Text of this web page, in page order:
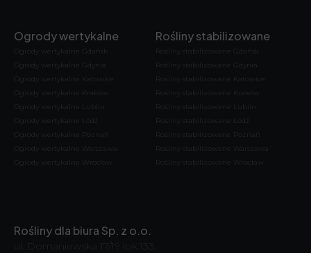
Ogrody wertykalne
Ogrody wertykalne Gdańsk
Ogrody wertykalne Gdynia
Ogrody wertykalne Katowice
Ogrody wertykalne Kraków
Ogrody wertykalne Lublin
Ogrody wertykalne Łódź
Ogrody wertykalne Poznań
Ogrody wertykalne Warszawa
Ogrody wertykalne Wrocław
Rośliny stabilizowane
Rośliny stabilizowane Gdańsk
Rośliny stabilizowane Gdynia
Rośliny stabilizowane Katowice
Rośliny stabilizowane Kraków
Rośliny stabilizowane Lublin
Rośliny stabilizowane Łódź
Rośliny stabilizowane Poznań
Rośliny stabilizowane Warszawa
Rośliny stabilizowane Wrocław
Rośliny dla biura Sp. z o.o.
ul. Domaniewska 17/19 lok.133,